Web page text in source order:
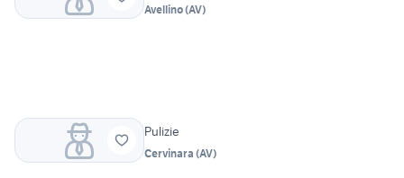
Avellino(AV)
Pulizie
Cervinara (AV)